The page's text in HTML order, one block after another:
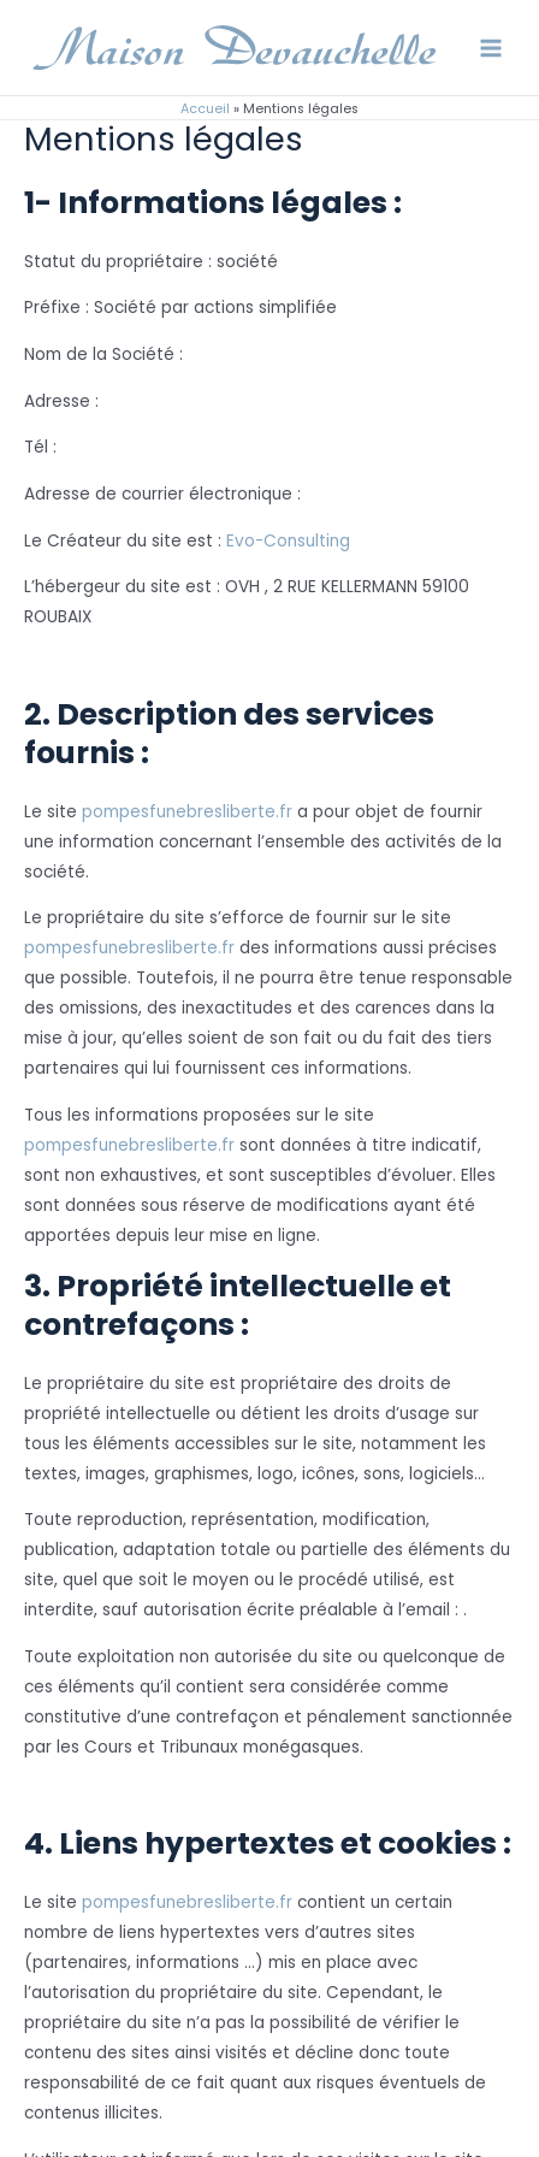
contenu
Accueil » Mentions légales
Mentions légales
1- Informations légales :
Statut du propriétaire : société
Préfixe : Société par actions simplifiée
Nom de la Société :
Adresse :
Tél :
Adresse de courrier électronique :
Le Créateur du site est : Evo-Consulting
L’hébergeur du site est : OVH , 2 RUE KELLERMANN 59100
ROUBAIX
2. Description des services
fournis :
Le site pompesfunebresliberte.fr a pour objet de fournir
une information concernant l’ensemble des activités de la
société.
Le propriétaire du site s’efforce de fournir sur le site
pompesfunebresliberte.fr des informations aussi précises
que possible. Toutefois, il ne pourra être tenue responsable
des omissions, des inexactitudes et des carences dans la
mise à jour, qu’elles soient de son fait ou du fait des tiers
partenaires qui lui fournissent ces informations.
Tous les informations proposées sur le site
pompesfunebresliberte.fr sont données à titre indicatif,
sont non exhaustives, et sont susceptibles d’évoluer. Elles
sont données sous réserve de modifications ayant été
apportées depuis leur mise en ligne.
3. Propriété intellectuelle et
contrefaçons :
Le propriétaire du site est propriétaire des droits de
propriété intellectuelle ou détient les droits d’usage sur
tous les éléments accessibles sur le site, notamment les
textes, images, graphismes, logo, icônes, sons, logiciels…
Toute reproduction, représentation, modification,
publication, adaptation totale ou partielle des éléments du
site, quel que soit le moyen ou le procédé utilisé, est
interdite, sauf autorisation écrite préalable à l’email : .
Toute exploitation non autorisée du site ou quelconque de
ces éléments qu’il contient sera considérée comme
constitutive d’une contrefaçon et pénalement sanctionnée
par les Cours et Tribunaux monégasques.
4. Liens hypertextes et cookies :
Le site pompesfunebresliberte.fr contient un certain
nombre de liens hypertextes vers d’autres sites
(partenaires, informations …) mis en place avec
l’autorisation du propriétaire du site. Cependant, le
propriétaire du site n’a pas la possibilité de vérifier le
contenu des sites ainsi visités et décline donc toute
responsabilité de ce fait quant aux risques éventuels de
contenus illicites.